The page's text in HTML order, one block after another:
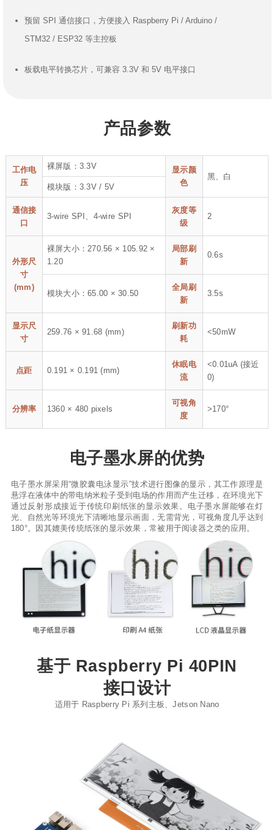
预留 SPI 通信接口，方便接入 Raspberry Pi / Arduino /
STM32 / ESP32 等主控板
板载电平转换芯片，可兼容 3.3V 和 5V 电平接口
产品参数
工作电
压
裸屏版：3.3V
显示颜
色
黑、白
模块版：3.3V / 5V
通信接
口
3-wire SPI、4-wire SPI
灰度等
级
2
外形尺
寸
(mm)
裸屏大小：270.56 × 105.92 ×
1.20
局部刷
新
0.6s
模块大小：65.00 × 30.50
全局刷
新
3.5s
显示尺
寸
259.76 × 91.68 (mm)
刷新功
耗
<50mW
点距 0.191 × 0.191 (mm)
休眠电
流
<0.01uA (接近
0)
分辨率 1360 × 480 pixels
可视角
度
>170°
电子墨水屏的优势
电子墨水屏采用“微胶囊电泳显示”技术进行图像的显示，其工作原理是
悬浮在液体中的带电纳米粒子受到电场的作用而产生迁移，在环境光下
通过反射形成接近于传统印刷纸张的显示效果。电子墨水屏能够在灯
光、自然光等环境光下清晰地显示画面，无需背光，可视角度几乎达到
180°。因其媲美传统纸张的显示效果，常被用于阅读器之类的应用。
基于 Raspberry Pi 40PIN
接口设计
适用于 Raspberry Pi 系列主板、Jetson Nano